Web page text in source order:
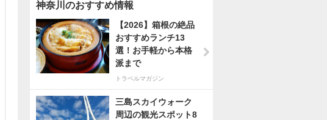
神奈川のおすすめ情報
【2026】箱根の絶品
おすすめランチ13
選！お手軽から本格
派まで
トラベルマガジン
三島スカイウォーク
周辺の観光スポット8